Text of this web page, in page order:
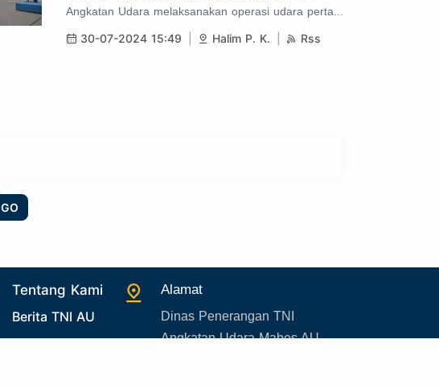
Angkatan Udara melaksanakan operasi udara perta...
30-07-2024 15:49 Halim P. K. Rss
GO
Tentang Kami
Berita TNI AU
Berita Satuan
Alamat
Dinas Penerangan TNI
Angkatan Udara Mabes AU